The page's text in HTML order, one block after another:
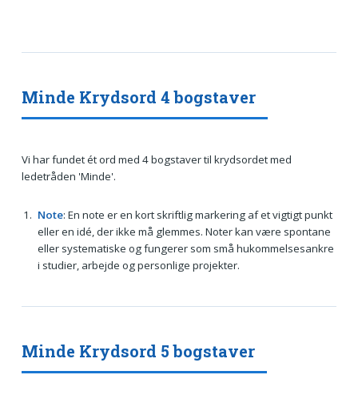
Minde Krydsord 4 bogstaver
Vi har fundet ét ord med 4 bogstaver til krydsordet med
ledetråden 'Minde'.
Note: En note er en kort skriftlig markering af et vigtigt punkt
eller en idé, der ikke må glemmes. Noter kan være spontane
eller systematiske og fungerer som små hukommelsesankre
i studier, arbejde og personlige projekter.
Minde Krydsord 5 bogstaver